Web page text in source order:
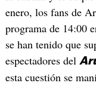
enero, los fans de
programa de 14:00
se han tenido que
espectadores del
esta cuestión se